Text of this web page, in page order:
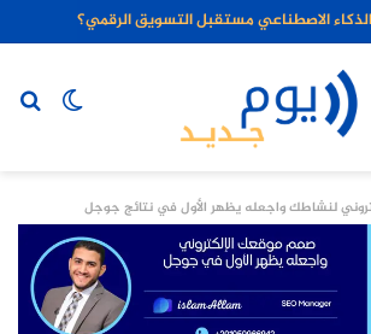
الاصطناعي مستقبل التسويق الرقمي؟
الوضع
لنشاطك واجعله يظهر الأول في نتائج جوجل